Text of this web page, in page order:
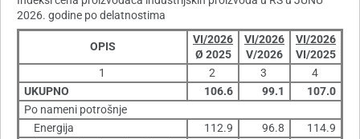
2026. godine po delatnostima
OPIS
VI/2026
Ø 2025
VI/2026
V/2026
VI/2026
VI/2025
1
2 3
4
UKUPNO
106.6 99.1
107.0
Po nameni potrošnje
Energija
112.9 96.8
114.9